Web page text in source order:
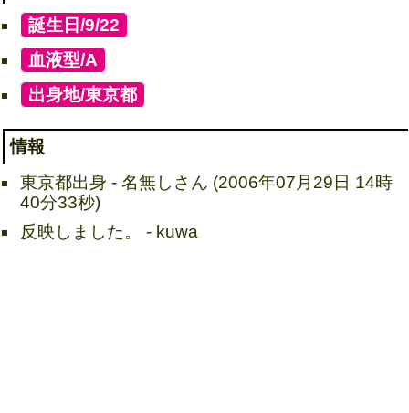
誕生日/9/22
血液型/A
出身地/東京都]
情報
東京都出身 - 名無しさん (2006年07月29日 14時
40分33秒)
反映しました。 - kuwa